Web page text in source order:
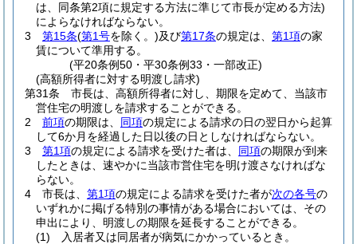
は、同条第2項に規定する方法に準じて市長が定める方法)
によらなければならない。
3
第15条(第1号を除く。)及び第17条の規定は、 第1項の家
賃について準用する。
(平20条例50・平30条例33・一部改正)
(高額所得者に対する明渡し請求)
第31条
市長は、高額所得者に対し、期限を定めて、当該市
営住宅の明渡しを請求することができる。
2
前項の期限は、 同項の規定による請求の日の翌日から起算
して6か月を経過した日以後の日としなければならない。
3
第1項の規定による請求を受けた者は、 同項の期限が到来
したときは、速やかに当該市営住宅を明け渡さなければな
らない。
4
市長は、 第1項の規定による請求を受けた者が次の各号の
いずれかに掲げる特別の事情がある場合においては、その
申出により、明渡しの期限を延長することができる。
(1)
入居者又は同居者が病気にかかっているとき。